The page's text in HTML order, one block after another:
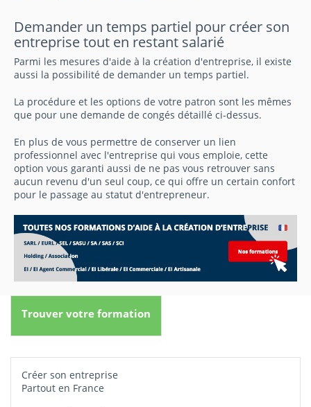
Demander un temps partiel pour créer son
entreprise tout en restant salarié
Parmi les mesures d'aide à la création d'entreprise, il existe
aussi la possibilité de demander un temps partiel.
La procédure et les options de votre patron sont les mêmes
que pour une demande de congés détaillé ci-dessus.
En plus de vous permettre de conserver un lien
professionnel avec l'entreprise qui vous emploie, cette
option vous garanti aussi de ne pas vous retrouver sans
aucun revenu d'un seul coup, ce qui offre un certain confort
pour le passage au statut d'entrepreneur.
Trouver votre formation
Créer son entreprise
Partout en France